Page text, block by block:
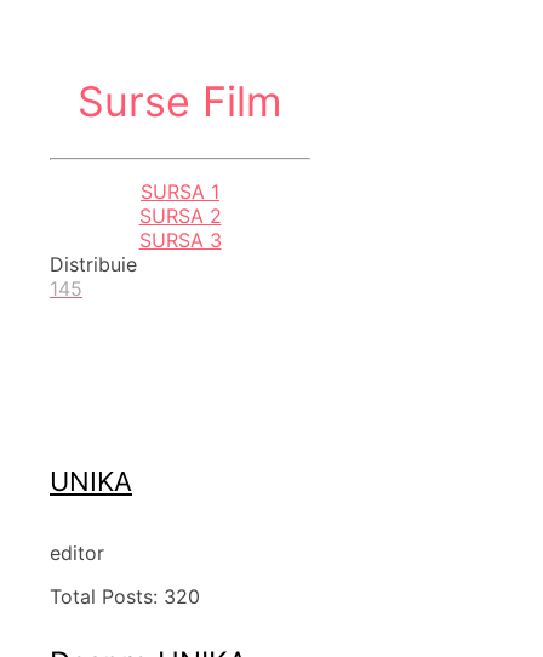
Surse Film
SURSA 1
SURSA 2
SURSA 3
Distribuie
145
UNIKA
editor
Total Posts: 320